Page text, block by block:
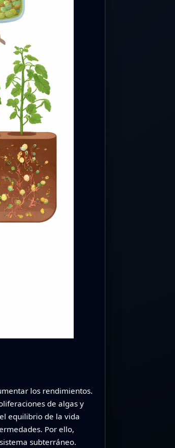
los rendimientos.
de algas y
equilibrio de la vida
Por ello,
subterráneo.